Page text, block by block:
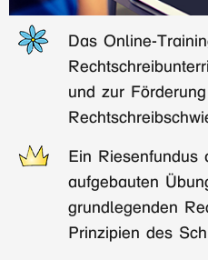
Das Online-
und zur
Ein Riesenfundus
aufgebauten
grundlegenden
Prinzipien des